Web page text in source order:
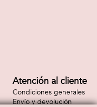
Atención al cliente
Condiciones generales
Envío y devolución